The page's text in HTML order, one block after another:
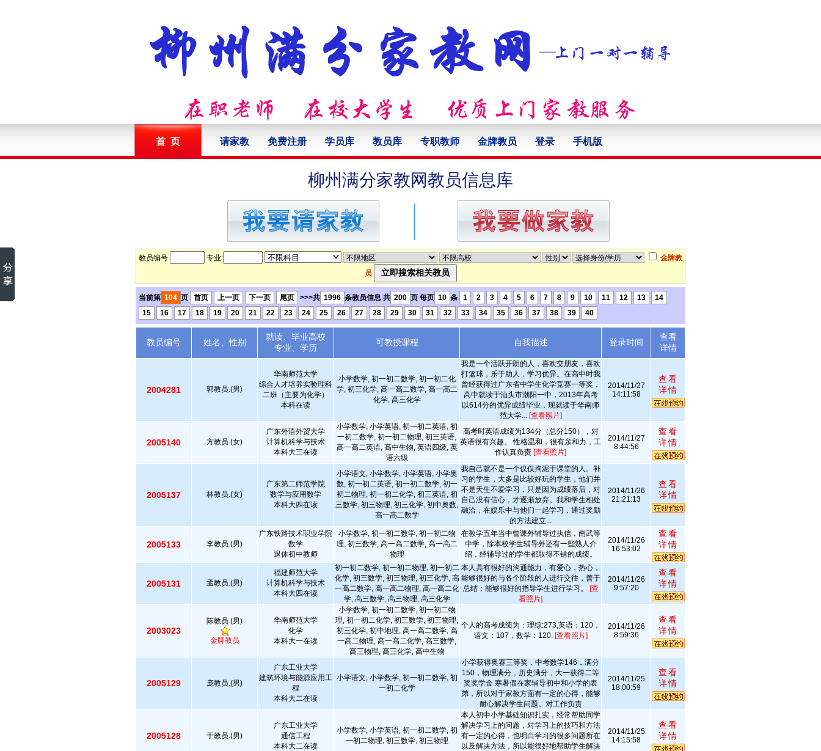
首 页 请家教 免费注册 学员库 教员库 专职教师 金牌教员 登录 手机版
柳州满分家教网教员信息库
教员编号 专业:
金牌教
员
当前第 104 页 首页 上一页 下一页 尾页 >>>共 1996 条教员信息 共 200 页 每页 10 条 1 2 3 4 5 6 7 8 9 10 11 12 13
14
15
16 17 18 19 20 21 22 23 24 25 26 27 28 29 30 31 32 33 34 35 36 37 38 39 40
教员编号 姓名、性别
就读、毕业高校
专业、学历
可教授课程 自我描述 登录时间
查看
详情
2004281 郭教员.(男)
华南师范大学
综合人才培养实验理科
二班（主要为化学）
本科在读
小学数学, 初一初二数学, 初一初二化
学, 初三化学, 高一高二数学, 高一高二
化学, 高三化学
我是一个活跃开朗的人，喜欢交朋友，喜欢
打篮球，乐于助人，学习优异。在高中时我
曾经获得过广东省中学生化学竞赛一等奖，
高中就读于汕头市潮阳一中，2013年高考
以614分的优异成绩毕业，现就读于华南师
范大学... [查看照片]
2014/11/27
14:11:58
查看
详情
2005140 方教员.(女)
广东外语外贸大学
计算机科学与技术
本科大三在读
小学数学, 小学英语, 初一初二英语, 初
一初二数学, 初一初二物理, 初三英语,
高一高二英语, 高中生物, 英语四级, 英
语六级
高考时英语成绩为134分（总分150），对
英语很有兴趣。 性格温和，很有亲和力，工
作认真负责 [查看照片]
2014/11/27
8:44:56
查看
详情
2005137 林教员.(女)
广东第二师范学院
数学与应用数学
本科大四在读
小学语文, 小学数学, 小学英语, 小学奥
数, 初一初二英语, 初一初二数学, 初一
初二物理, 初一初二化学, 初三英语, 初
三数学, 初三物理, 初三化学, 初中奥数,
高一高二数学
我自己就不是一个仅仅拘泥于课堂的人。补
习的学生，大多是比较好玩的学生，他们并
不是天生不爱学习，只是因为成绩落后，对
自己没有信心，才逐渐放弃。我和学生相处
融洽，在娱乐中与他们一起学习，通过奖励
的方法建立...
2014/11/26
21:21:13
查看
详情
2005133 李教员.(男)
广东铁路技术职业学院
数学
退休初中教师
小学数学, 初一初二数学, 初一初二物
理, 初三数学, 高一高二数学, 高一高二
物理
在教学五年当中曾课外辅导过执信，南武等
中学，除本校学生辅导外还有一些熟人介
绍，经辅导过的学生都取得不错的成绩。
2014/11/26
16:53:02
查看
详情
2005131 孟教员.(男)
福建师范大学
计算机科学与技术
本科大四在读
初一初二数学, 初一初二物理, 初一初二
化学, 初三数学, 初三物理, 初三化学, 高
一高二数学, 高一高二物理, 高一高二化
学, 高三数学, 高三物理, 高三化学
本人具有很好的沟通能力，有爱心，热心，
能够很好的与各个阶段的人进行交往，善于
总结；能够很好的指导学生进行学习。
[查
看照片]
2014/11/26
9:57:20
查看
详情
2003023
陈教员.(男)
金牌教员
华南师范大学
化学
本科大一在读
小学数学, 初一初二数学, 初一初二物
理, 初一初二化学, 初三数学, 初三物理,
初三化学, 初中地理, 高一高二数学, 高
一高二物理, 高一高二化学, 高三数学,
高三物理, 高三化学, 高中生物
个人的高考成绩为：理综:273,英语：120，
语文：107，数学：120. [查看照片]
2014/11/26
8:59:36
查看
详情
2005129 庞教员.(男)
广东工业大学
建筑环境与能源应用工
程
本科大二在读
小学语文, 小学数学, 初一初二数学, 初
一初二化学
小学获得奥赛三等奖，中考数学146，满分
150，物理满分，历史满分，大一获得二等
奖奖学金 寒暑假在家辅导初中和小学的表
弟，所以对于家教方面有一定的心得，能够
耐心解决学生问题。对工作负责
2014/11/25
18:00:59
查看
详情
2005128 于教员.(男)
广东工业大学
通信工程
本科大二在读
小学数学, 小学英语, 初一初二数学, 初
一初二物理, 初三数学, 初三物理
本人初中小学基础知识扎实，经常帮助同学
解决学习上的问题，对学习上的技巧和方法
有一定的心得，也明白学习的很多问题所在
以及解决方法，所以能很好地帮助学生解决
2014/11/25
14:15:58
查看
详情